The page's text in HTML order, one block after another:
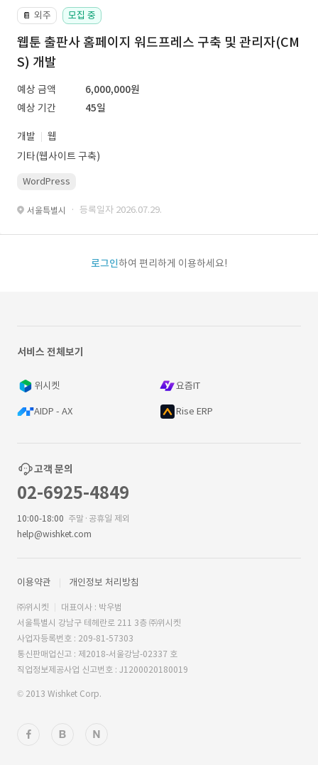
📔 외주 모집 중
웹툰 출판사 홈페이지 워드프레스 구축 및 관리자(CM
S) 개발
예상 금액
6,000,000원
예상 기간
45일
개발
웹
기타(웹사이트 구축)
WordPress
서울특별시 · 등록일자 2026.07.29.
로그인하여 편리하게 이용하세요!
서비스 전체보기
위시켓 요즘IT
AIDP - AX Rise ERP
고객 문의
02-6925-4849
10:00-18:00 주말·공휴일 제외
help@wishket.com
이용약관 개인정보 처리방침
㈜위시켓
대표이사 : 박우범
서울특별시 강남구 테헤란로 211 3층 ㈜위시켓
사업자등록번호 : 209-81-57303
통신판매업신고 : 제2018-서울강남-02337 호
직업정보제공사업 신고번호 : J1200020180019
© 2013 Wishket Corp.